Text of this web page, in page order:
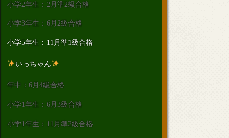
小学2年生：2月準2級合格
小学3年生：6月2級合格
小学5年生：11月準1級合格
いっちゃん
年中：6月4級合格
小学1年生：6月3級合格
小学1年生：11月準2級合格